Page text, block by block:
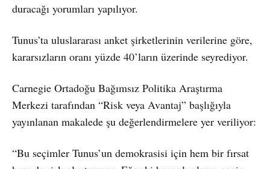
duracağı yorumları yapılıyor.
Tunus’ta uluslararası anket şirketlerinin verilerine göre,
kararsızların oranı yüzde 40’ların üzerinde seyrediyor.
Carnegie Ortadoğu Bağımsız Politika Araştırma
Merkezi tarafından “Risk veya Avantaj” başlığıyla
yayınlanan makalede şu değerlendirmelere yer veriliyor:
“Bu seçimler Tunus’un demokrasisi için hem bir fırsat